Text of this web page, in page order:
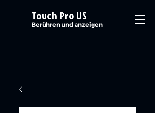
Touch Pro US
Berühren und anzeigen